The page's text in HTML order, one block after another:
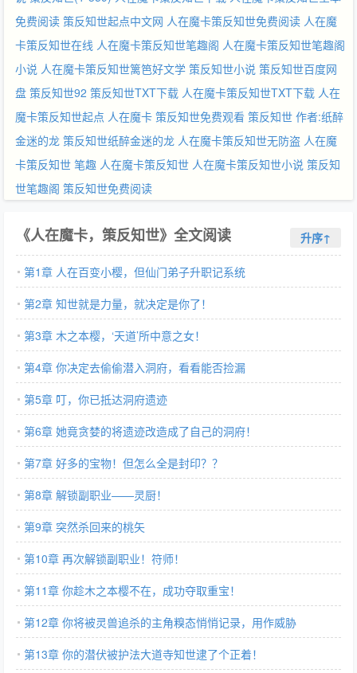
免费阅读 策反知世起点中文网 人在魔卡策反知世免费阅读 人在魔
卡策反知世在线 人在魔卡策反知世笔趣阁 人在魔卡策反知世笔趣阁
小说 人在魔卡策反知世篱笆好文学 策反知世小说 策反知世百度网
盘 策反知世92 策反知世TXT下载 人在魔卡策反知世TXT下载 人在
魔卡策反知世起点 人在魔卡 策反知世免费观看 策反知世 作者:纸醉
金迷的龙 策反知世纸醉金迷的龙 人在魔卡策反知世无防盗 人在魔
卡策反知世 笔趣 人在魔卡策反知世 人在魔卡策反知世小说 策反知
世笔趣阁 策反知世免费阅读
《人在魔卡，策反知世》全文阅读 升序↑
第1章 人在百变小樱，但仙门弟子升职记系统
第2章 知世就是力量，就决定是你了！
第3章 木之本樱，‘天道’所中意之女！
第4章 你决定去偷偷潜入洞府，看看能否捡漏
第5章 叮，你已抵达洞府遗迹
第6章 她竟贪婪的将遗迹改造成了自己的洞府！
第7章 好多的宝物！但怎么全是封印？？
第8章 解锁副职业——灵厨！
第9章 突然杀回来的桃矢
第10章 再次解锁副职业！符师！
第11章 你趁木之本樱不在，成功夺取重宝！
第12章 你将被灵兽追杀的主角糗态悄悄记录，用作威胁
第13章 你的潜伏被护法大道寺知世逮了个正着！